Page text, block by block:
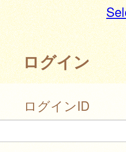
ログイン
ログインID